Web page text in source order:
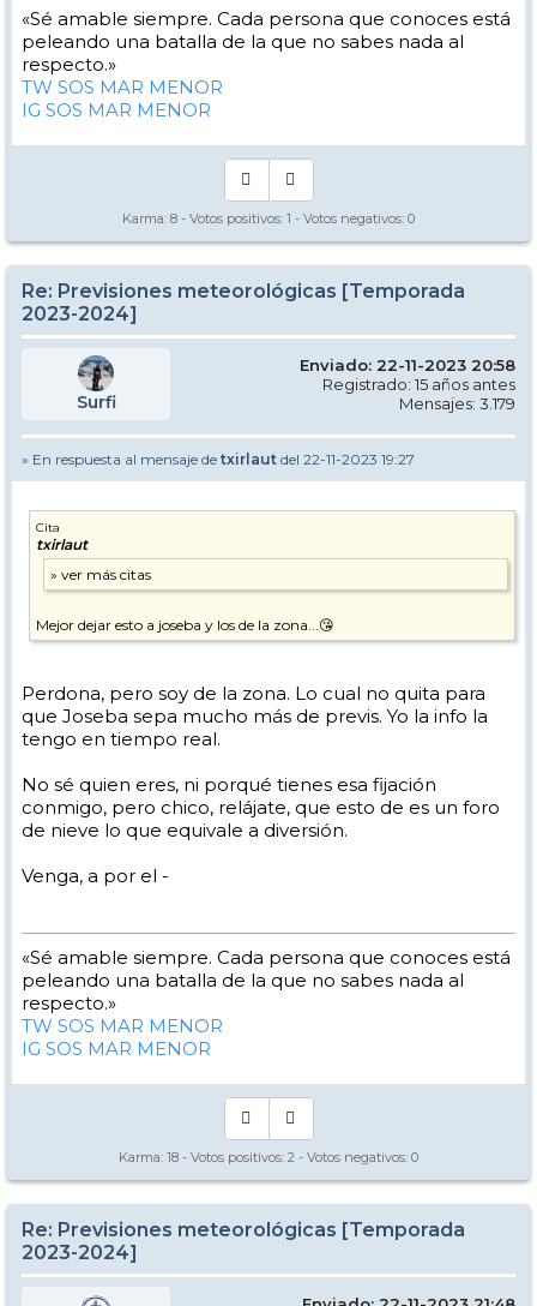
«Sé amable siempre. Cada persona que conoces está
peleando una batalla de la que no sabes nada al
respecto.»
TW SOS MAR MENOR
IG SOS MAR MENOR
Karma: 8 - Votos positivos: 1 - Votos negativos: 0
Re: Previsiones meteorológicas [Temporada
2023-2024]
Surfi
Enviado: 22-11-2023 20:58
Registrado: 15 años antes
Mensajes: 3.179
» En respuesta al mensaje de txirlaut del 22-11-2023 19:27
Cita
txirlaut
Mejor dejar esto a joseba y los de la zona...😘
Perdona, pero soy de la zona. Lo cual no quita para
que Joseba sepa mucho más de previs. Yo la info la
tengo en tiempo real.
No sé quien eres, ni porqué tienes esa fijación
conmigo, pero chico, relájate, que esto de es un foro
de nieve lo que equivale a diversión.
Venga, a por el -
«Sé amable siempre. Cada persona que conoces está
peleando una batalla de la que no sabes nada al
respecto.»
TW SOS MAR MENOR
IG SOS MAR MENOR
Karma: 18 - Votos positivos: 2 - Votos negativos: 0
Re: Previsiones meteorológicas [Temporada
2023-2024]